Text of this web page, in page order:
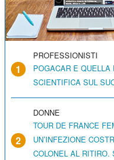
1
PROFESSIONISTI
POGACAR E QUELLA
SCIENTIFICA SUL
2
DONNE
TOUR DE FRANCE
UN’INFEZIONE
COLONEL AL RITIRO.